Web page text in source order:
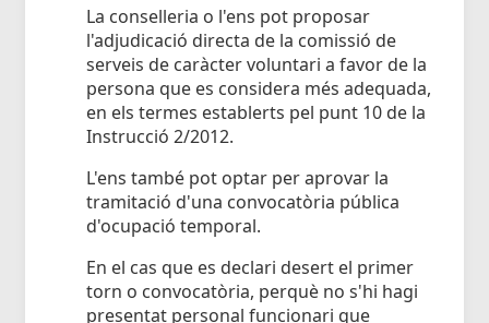
La conselleria o l'ens pot proposar
l'adjudicació directa de la comissió de
serveis de caràcter voluntari a favor de la
persona que es considera més adequada,
en els termes establerts pel punt 10 de la
Instrucció 2/2012.
L'ens també pot optar per aprovar la
tramitació d'una convocatòria pública
d'ocupació temporal.
En el cas que es declari desert el primer
torn o convocatòria, perquè no s'hi hagi
presentat personal funcionari que